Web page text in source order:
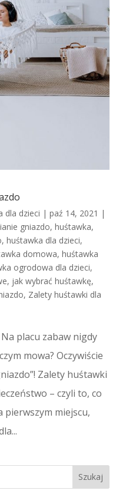
dla dzieci | paź 14, 2021 |
gniazdo, huśtawka,
, huśtawka dla dzieci,
domowa, huśtawka
ogrodowa dla dzieci,
, jak wybrać huśtawkę,
, Zalety huśtawki dla
placu zabaw nigdy
mowa? Oczywiście
Zalety huśtawki
– czyli to, co
pierwszym miejscu,